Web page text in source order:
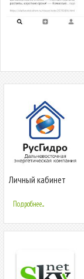
Личный кабинет
область)
Подробнее...